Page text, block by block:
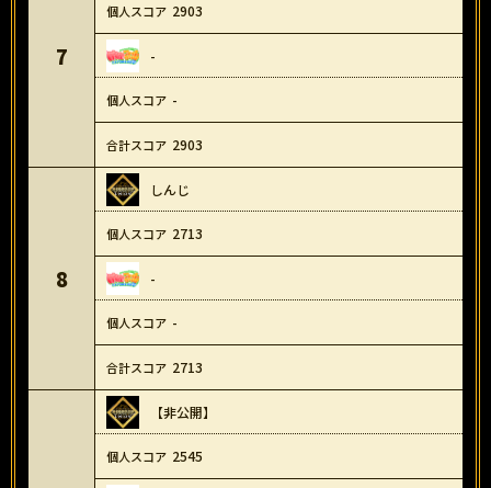
7
2903
-
-
2903
8
しんじ
2713
-
-
2713
【非公開】
2545